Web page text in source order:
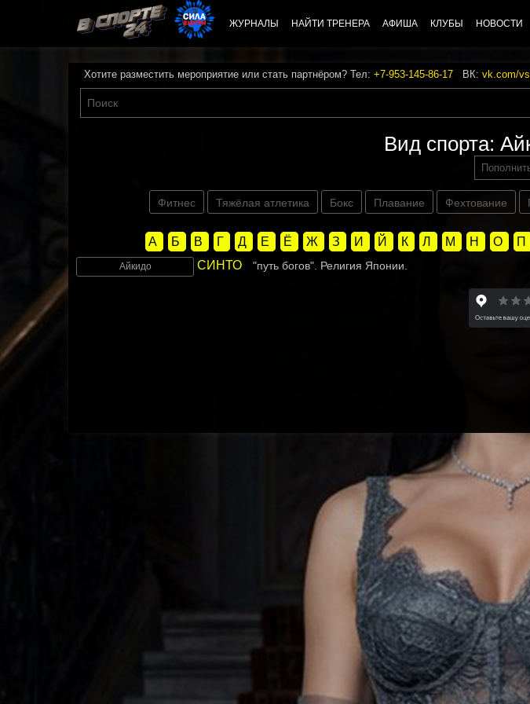
ЖУРНАЛЫ НАЙТИ ТРЕНЕРА АФИША КЛУБЫ НОВОСТИ
Хотите разместить мероприятие или стать партнёром? Тел: +7-953-145-86-17 ВК: vk.com/
Вид спорта:
Фитнес Тяжёлая атлетика Бокс Плавание Фехтование
А Б В Г Д Е Ё Ж З И Й К Л М Н О П
Айкидо СИНТО "путь богов". Религия Японии.